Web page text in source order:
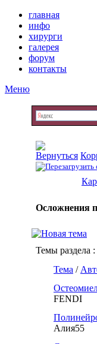
главная
инфо
хирурги
галерея
форум
контакты
Меню
Осложнения
Темы раздела
Тема /
FENDI
Алия55